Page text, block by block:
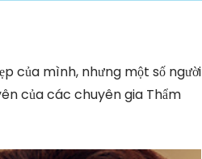
của mình, nhưng một số người
của các chuyên gia Thẩm